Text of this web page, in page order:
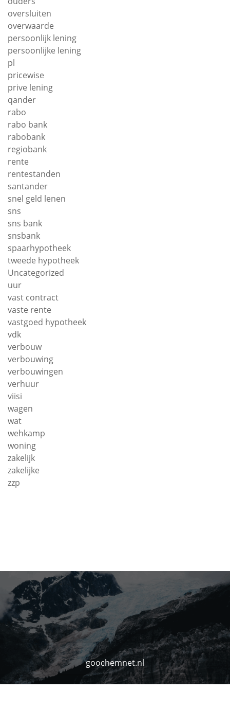
oversluiten
overwaarde
persoonlijk lening
persoonlijke lening
pl
pricewise
prive lening
qander
rabo
rabo bank
rabobank
regiobank
rente
rentestanden
santander
snel geld lenen
sns
sns bank
snsbank
spaarhypotheek
tweede hypotheek
Uncategorized
uur
vast contract
vaste rente
vastgoed hypotheek
vdk
verbouw
verbouwing
verbouwingen
verhuur
viisi
wagen
wat
wehkamp
woning
zakelijk
zakelijke
zzp
goochemnet.nl